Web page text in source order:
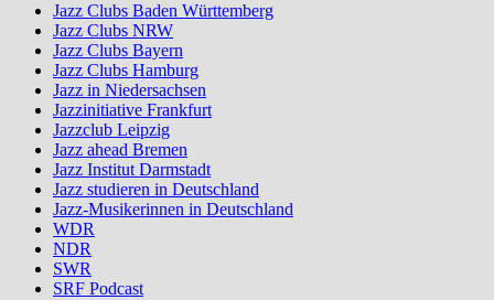
Jazz Clubs Baden Württemberg
Jazz Clubs NRW
Jazz Clubs Bayern
Jazz Clubs Hamburg
Jazz in Niedersachsen
Jazzinitiative Frankfurt
Jazzclub Leipzig
Jazz ahead Bremen
Jazz Institut Darmstadt
Jazz studieren in Deutschland
Jazz-Musikerinnen in Deutschland
WDR
NDR
SWR
SRF Podcast